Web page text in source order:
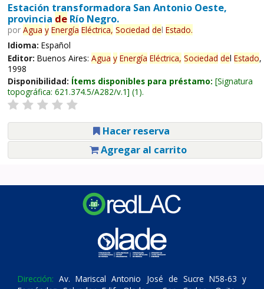
Estación transformadora San Antonio Oeste,
provincia deRío Negro.
por Agua y Energía Eléctrica, Sociedad del Estado.
Idioma: Español
Editor: Buenos Aires: Agua y Energía Eléctrica, Sociedad del Estado,
1998
Disponibilidad: Ítems disponibles para préstamo: Signatura
topográfica: 621.374.5/A282/v.1 (1).
Hacer reserva
Agregar al carrito
Dirección: Av. Mariscal Antonio José de Sucre N58-63 y